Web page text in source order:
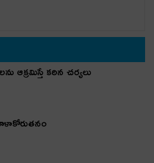
ఆక్రమిస్తే కఠిన చర్యలు